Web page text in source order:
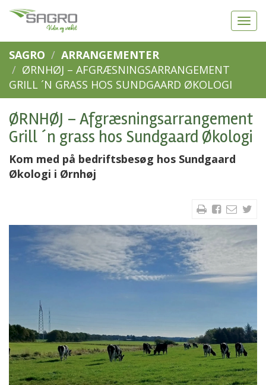
SAGRO
ARRANGEMENTER
ØRNHØJ – AFGRÆSNINGSARRANGEMENT
GRILL ´N GRASS HOS SUNDGAARD ØKOLOGI
ØRNHØJ – Afgræsningsarrangement
Grill ´n grass hos Sundgaard Økologi
Kom med på bedriftsbesøg hos Sundgaard
Økologi i Ørnhøj